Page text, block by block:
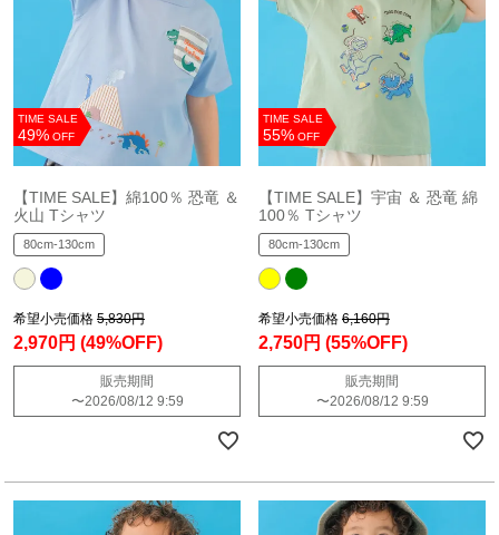
TIME SALE
49% OFF
【TIME SALE】綿100％ 恐竜 ＆
火山 Tシャツ
80cm-130cm
希望小売価格 5,830円
2,970円 (49%OFF)
販売期間
〜2026/08/12 9:59
TIME SALE
55% OFF
【TIME SALE】宇宙 ＆ 恐竜 綿
100％ Tシャツ
80cm-130cm
希望小売価格 6,160円
2,750円 (55%OFF)
販売期間
〜2026/08/12 9:59